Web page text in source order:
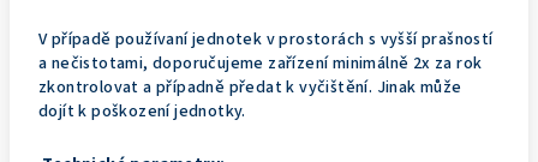
V případě používaní jednotek v prostorách s vyšší prašností
a nečistotami, doporučujeme zařízení minimálně 2x za rok
zkontrolovat a případně předat k vyčištění. Jinak může
dojít k poškození jednotky.